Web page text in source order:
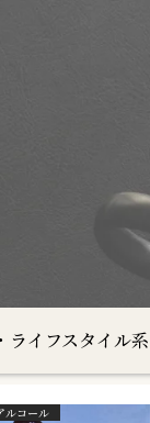
ライフスタイル系
ルコール